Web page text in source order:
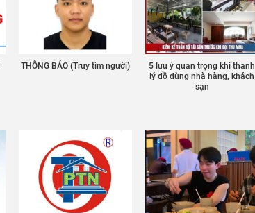
THÔNG BÁO (Truy tìm người)
5 lưu ý quan trọng khi thanh
lý đồ dùng nhà hàng, khách
sạn